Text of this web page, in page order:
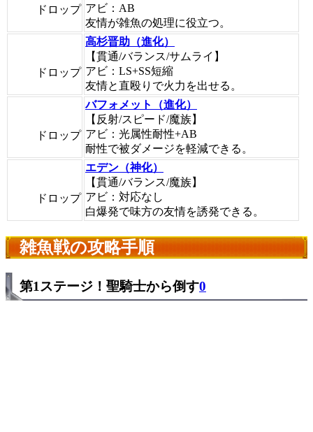
ドロップ アビ：AB
友情が雑魚の処理に役立つ。
ドロップ
高杉晋助（進化）
【貫通/バランス/サムライ】
アビ：LS+SS短縮
友情と直殴りで火力を出せる。
ドロップ
バフォメット（進化）
【反射/スピード/魔族】
アビ：光属性耐性+AB
耐性で被ダメージを軽減できる。
ドロップ
エデン（神化）
【貫通/バランス/魔族】
アビ：対応なし
白爆発で味方の友情を誘発できる。
雑魚戦の攻略手順
第1ステージ！聖騎士から倒す0